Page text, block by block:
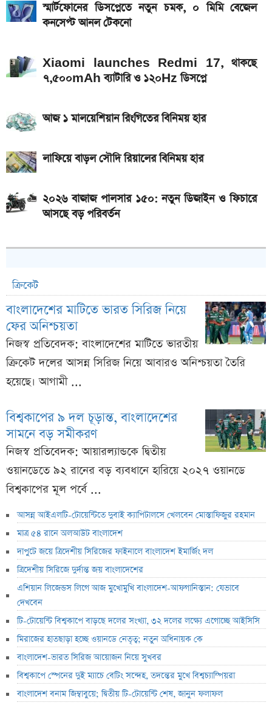
রাষ্ট্রপতি নির্বাচনে দুই মনোনয়নপত্র নিল বিএনপি
স্মার্টফোনের ডিসপ্লেতে নতুন চমক, ০ মিমি বেজেল
কনসেপ্ট আনল টেকনো
Xiaomi launches Redmi 17, থাকছে
৭,৫০০mAh ব্যাটারি ও ১২০Hz ডিসপ্লে
আজ ১ মালয়েশিয়ান রিংগিতের বিনিময় হার
লাফিয়ে বাড়ল সৌদি রিয়ালের বিনিময় হার
২০২৬ বাজাজ পালসার ১৫০: নতুন ডিজাইন ও ফিচারে
আসছে বড় পরিবর্তন
ক্রিকেট
বাংলাদেশের মাটিতে ভারত সিরিজ নিয়ে
ফের অনিশ্চয়তা
নিজস্ব প্রতিবেদক: বাংলাদেশের মাটিতে ভারতীয়
ক্রিকেট দলের আসন্ন সিরিজ নিয়ে আবারও অনিশ্চয়তা তৈরি
হয়েছে। আগামী ...
বিশ্বকাপের ৯ দল চূড়ান্ত, বাংলাদেশের
সামনে বড় সমীকরণ
নিজস্ব প্রতিবেদক: আয়ারল্যান্ডকে দ্বিতীয়
ওয়ানডেতে ৯২ রানের বড় ব্যবধানে হারিয়ে ২০২৭ ওয়ানডে
বিশ্বকাপের মূল পর্বে ...
আসন্ন আইএলটি-টোয়েন্টিতে দুবাই ক্যাপিটালসে খেলবেন মোস্তাফিজুর রহমান
মাত্র ৫৪ রানে অলআউট বাংলাদেশ
দাপুটে জয়ে ত্রিদেশীয় সিরিজের ফাইনালে বাংলাদেশ ইমার্জিং দল
ত্রিদেশীয় সিরিজে দুর্দান্ত জয় বাংলাদেশের
এশিয়ান লিজেন্ডস লিগে আজ মুখোমুখি বাংলাদেশ-আফগানিস্তান: যেভাবে
দেখবেন
টি-টোয়েন্টি বিশ্বকাপে বাড়ছে দলের সংখ্যা, ৩২ দলের লক্ষ্যে এগোচ্ছে আইসিসি
মিরাজের হাতছাড়া হচ্ছে ওয়ানডে নেতৃত্ব; নতুন অধিনায়ক কে
বাংলাদেশ-ভারত সিরিজ আয়োজন নিয়ে সুখবর
বিশ্বকাপে স্পেনের দুই ম্যাচে বেটিং সন্দেহ, তদন্তের মুখে বিশ্বচ্যাম্পিয়রা
বাংলাদেশ বনাম জিম্বাবুয়ে; দ্বিতীয় টি-টোয়েন্টি শেষ, জানুন ফলাফল